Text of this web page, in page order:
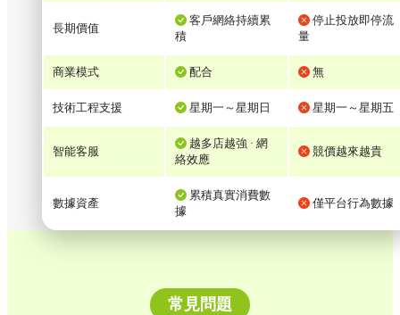
長期價值
客戶網絡持續累
積
停止投放即停流
量
商業模式 配合 無
技術工程支援 星期一～星期日 星期一～星期五
智能客服
越多店越強 · 網
絡效應
競價越來越貴
數據資產
累積真實消費數
據
僅平台行為數據
常見問題